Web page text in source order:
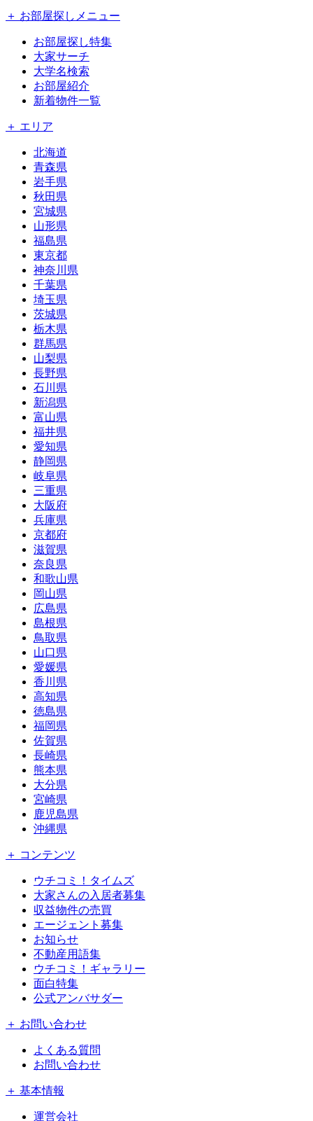
＋ お部屋探しメニュー
お部屋探し特集
大家サーチ
大学名検索
お部屋紹介
新着物件一覧
＋ エリア
北海道
青森県
岩手県
秋田県
宮城県
山形県
福島県
東京都
神奈川県
千葉県
埼玉県
茨城県
栃木県
群馬県
山梨県
長野県
石川県
新潟県
富山県
福井県
愛知県
静岡県
岐阜県
三重県
大阪府
兵庫県
京都府
滋賀県
奈良県
和歌山県
岡山県
広島県
島根県
鳥取県
山口県
愛媛県
香川県
高知県
徳島県
福岡県
佐賀県
長崎県
熊本県
大分県
宮崎県
鹿児島県
沖縄県
＋ コンテンツ
ウチコミ！タイムズ
大家さんの入居者募集
収益物件の売買
エージェント募集
お知らせ
不動産用語集
ウチコミ！ギャラリー
面白特集
公式アンバサダー
＋ お問い合わせ
よくある質問
お問い合わせ
＋ 基本情報
運営会社